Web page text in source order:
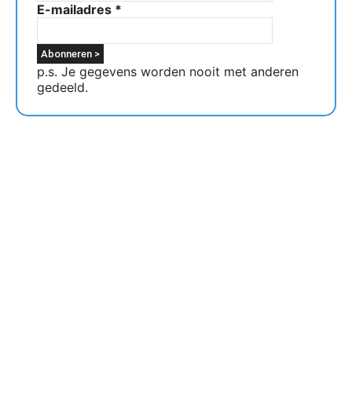
E-mailadres *
p.s. Je gegevens worden nooit met anderen
gedeeld.